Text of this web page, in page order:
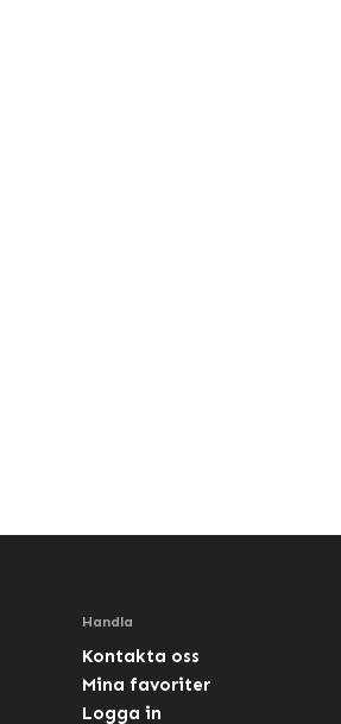
Handla
Kontakta oss
Mina favoriter
Logga in